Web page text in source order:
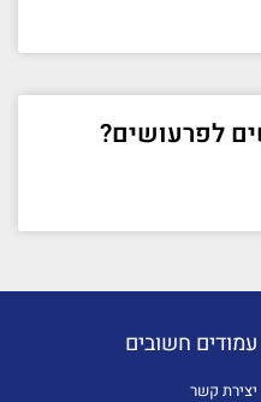
לפרעושים?
עמודים חשובים
יצירת קשר